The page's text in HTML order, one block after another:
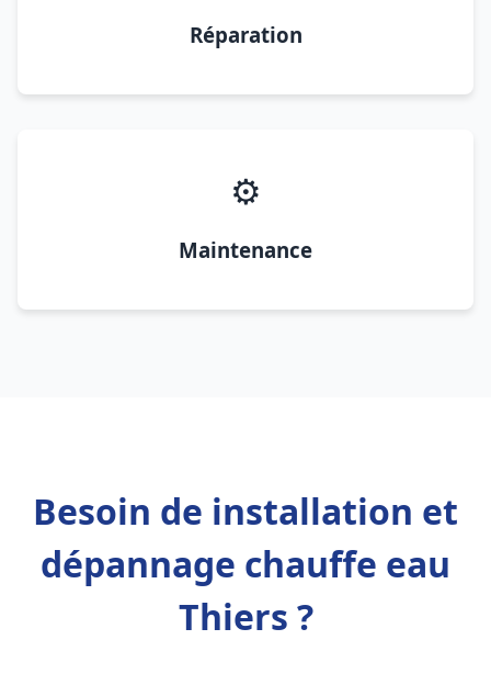
Réparation
⚙️
Maintenance
Besoin de installation et
dépannage chauffe eau
Thiers ?